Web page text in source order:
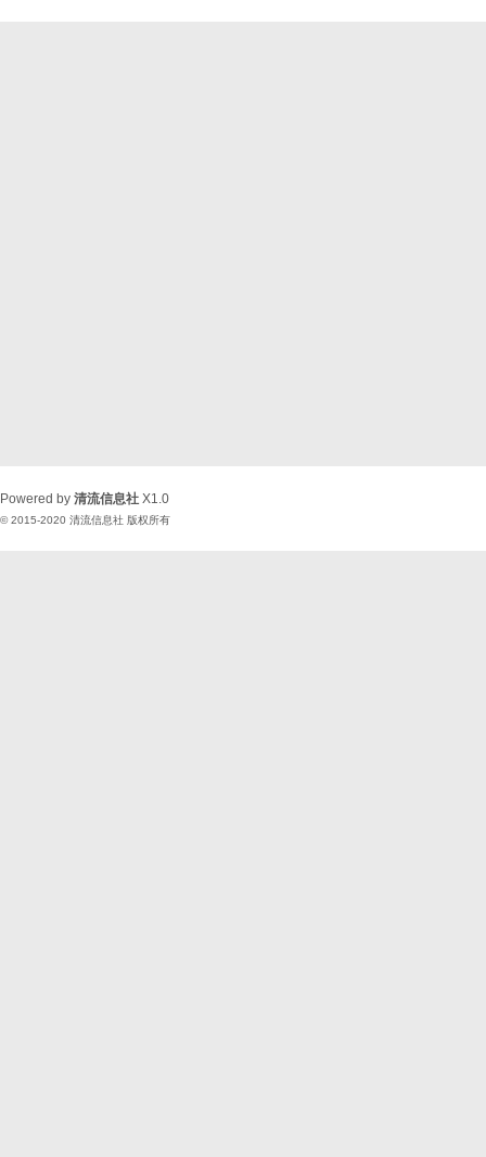
Powered by 清流信息社 X1.0
© 2015-2020 清流信息社 版权所有